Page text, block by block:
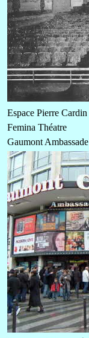
Espace Pierre Cardin
Femina Théatre
Gaumont Ambassade